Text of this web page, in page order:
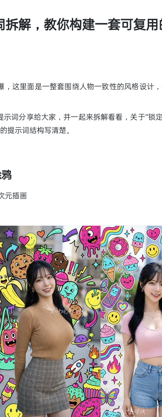
解，教你构建一套可复
，这里面是一整套围绕人物一致性的风格设计
示词分享给大家，并一起来拆解看看，关于“
提示词结构写清楚。
元插画